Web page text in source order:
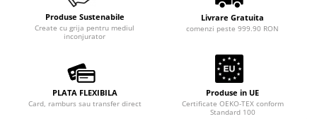
Produse Sustenabile
Create cu grija pentru mediul
inconjurator
Livrare Gratuita
comenzi peste 999.90 RON
PLATA FLEXIBILA
Card, ramburs sau transfer direct
Produse in UE
Certificate OEKO-TEX conform
Standard 100